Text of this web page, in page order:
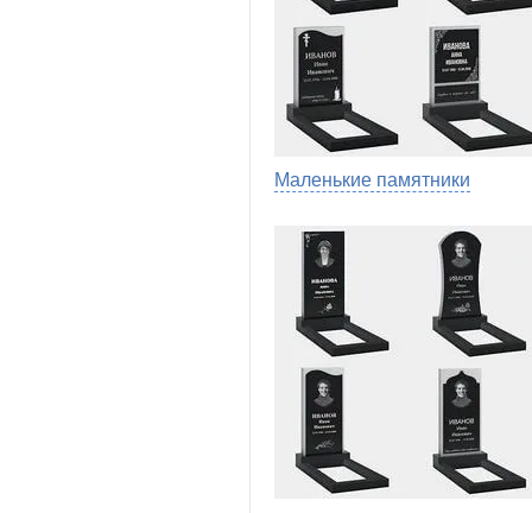
Маленькие памятники